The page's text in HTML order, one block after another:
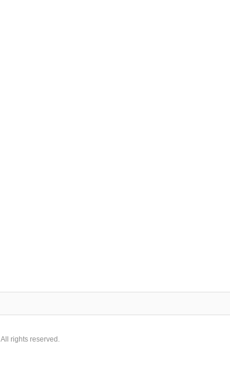
All rights reserved.